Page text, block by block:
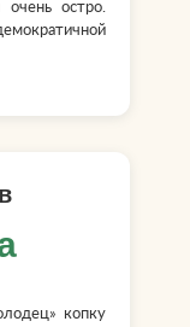
очень остро.
копку